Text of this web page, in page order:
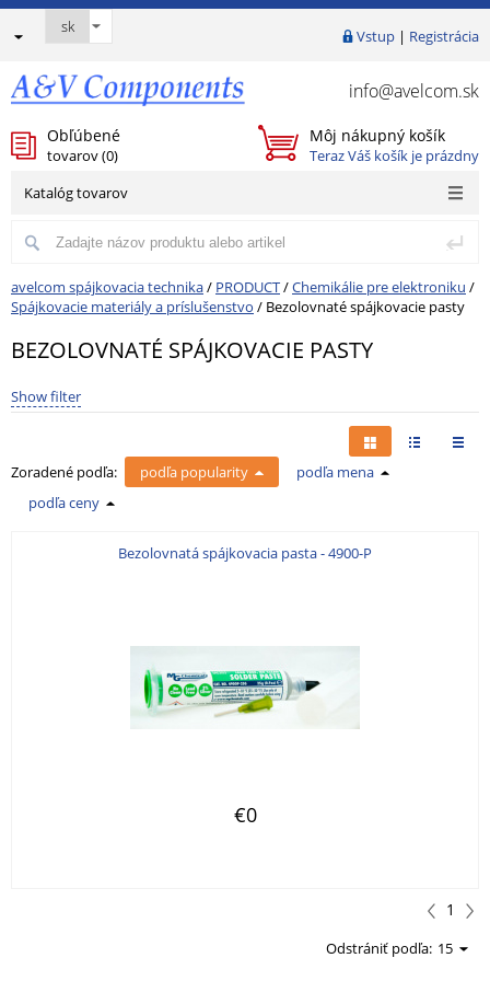
Vstup | Registrácia
info@avelcom.sk
Obľúbené
tovarov (0)
Môj nákupný košík
Teraz Váš košík je prázdny
Katalóg tovarov
avelcom spájkovacia technika/ PRODUCT/Chemikálie pre elektroniku /
Spájkovacie materiály a príslušenstvo / Bezolovnaté spájkovacie pasty
BEZOLOVNATÉ SPÁJKOVACIE PASTY
Show filter
Zoradené podľa: podľa popularity
podľa mena
podľa ceny
Bezolovnatá spájkovacia pasta - 4900-P
€0
1
Odstrániť podľa: 15